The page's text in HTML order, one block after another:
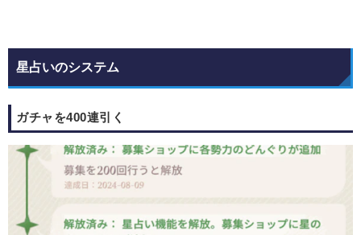
星占いのシステム
ガチャを400連引く